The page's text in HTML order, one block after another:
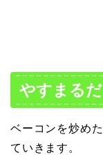
やすまる
ベーコンを炒め
ていきます。